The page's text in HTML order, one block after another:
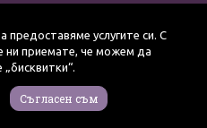
предоставяме услугите си. С
ни приемате, че можем да
Съгласен съм